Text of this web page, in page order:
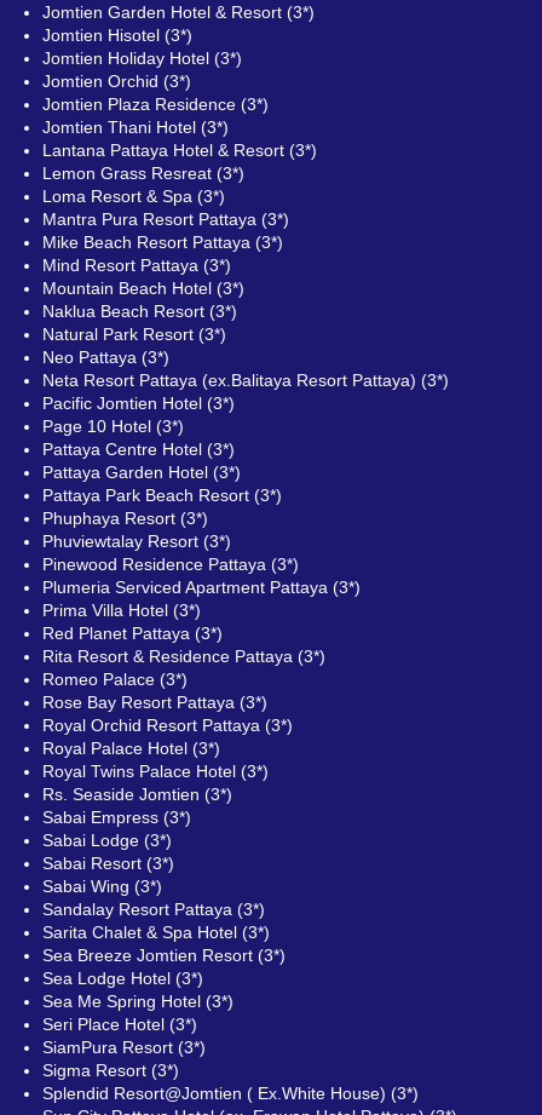
Jomtien Garden Hotel & Resort (3*)
Jomtien Hisotel (3*)
Jomtien Holiday Hotel (3*)
Jomtien Orchid (3*)
Jomtien Plaza Residence (3*)
Jomtien Thani Hotel (3*)
Lantana Pattaya Hotel & Resort (3*)
Lemon Grass Resreat (3*)
Loma Resort & Spa (3*)
Mantra Pura Resort Pattaya (3*)
Mike Beach Resort Pattaya (3*)
Mind Resort Pattaya (3*)
Mountain Beach Hotel (3*)
Naklua Beach Resort (3*)
Natural Park Resort (3*)
Neo Pattaya (3*)
Neta Resort Pattaya (ex.Balitaya Resort Pattaya) (3*)
Pacific Jomtien Hotel (3*)
Page 10 Hotel (3*)
Pattaya Centre Hotel (3*)
Pattaya Garden Hotel (3*)
Pattaya Park Beach Resort (3*)
Phuphaya Resort (3*)
Phuviewtalay Resort (3*)
Pinewood Residence Pattaya (3*)
Plumeria Serviced Apartment Pattaya (3*)
Prima Villa Hotel (3*)
Red Planet Pattaya (3*)
Rita Resort & Residence Pattaya (3*)
Romeo Palace (3*)
Rose Bay Resort Pattaya (3*)
Royal Orchid Resort Pattaya (3*)
Royal Palace Hotel (3*)
Royal Twins Palace Hotel (3*)
Rs. Seaside Jomtien (3*)
Sabai Empress (3*)
Sabai Lodge (3*)
Sabai Resort (3*)
Sabai Wing (3*)
Sandalay Resort Pattaya (3*)
Sarita Chalet & Spa Hotel (3*)
Sea Breeze Jomtien Resort (3*)
Sea Lodge Hotel (3*)
Sea Me Spring Hotel (3*)
Seri Place Hotel (3*)
SiamPura Resort (3*)
Sigma Resort (3*)
Splendid Resort@Jomtien ( Ex.White House) (3*)